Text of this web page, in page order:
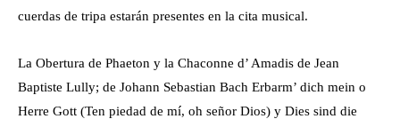
cuerdas de tripa estarán presentes en la cita musical.
La Obertura de Phaeton y la Chaconne d’ Amadis de Jean
Baptiste Lully; de Johann Sebastian Bach Erbarm’ dich mein o
Herre Gott (Ten piedad de mí, oh señor Dios) y Dies sind die